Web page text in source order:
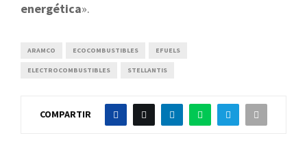
energética».
ARAMCO ECOCOMBUSTIBLES EFUELS
ELECTROCOMBUSTIBLES STELLANTIS
COMPARTIR